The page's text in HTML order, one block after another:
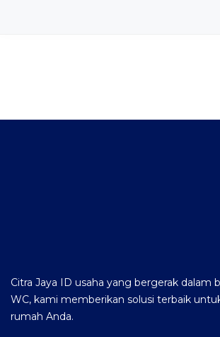
Citra Jaya ID usaha yang bergerak dalam
WC, kami memberikan solusi terbaik
rumah Anda.